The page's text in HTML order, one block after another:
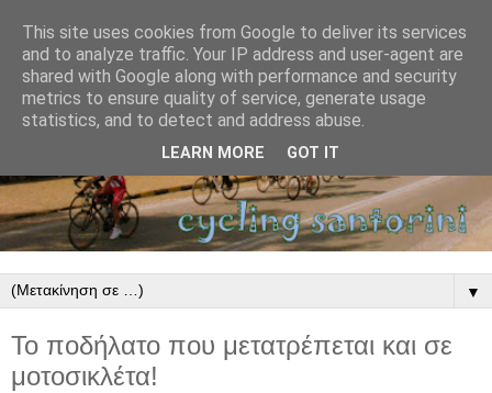
▼
Το ποδήλατο που μετατρέπεται και σε
μοτοσικλέτα!
This site uses cookies from Google to deliver its services
and to analyze traffic. Your IP address and user-agent are
shared with Google along with performance and security
metrics to ensure quality of service, generate usage
statistics, and to detect and address abuse.
LEARN MORE GOT IT